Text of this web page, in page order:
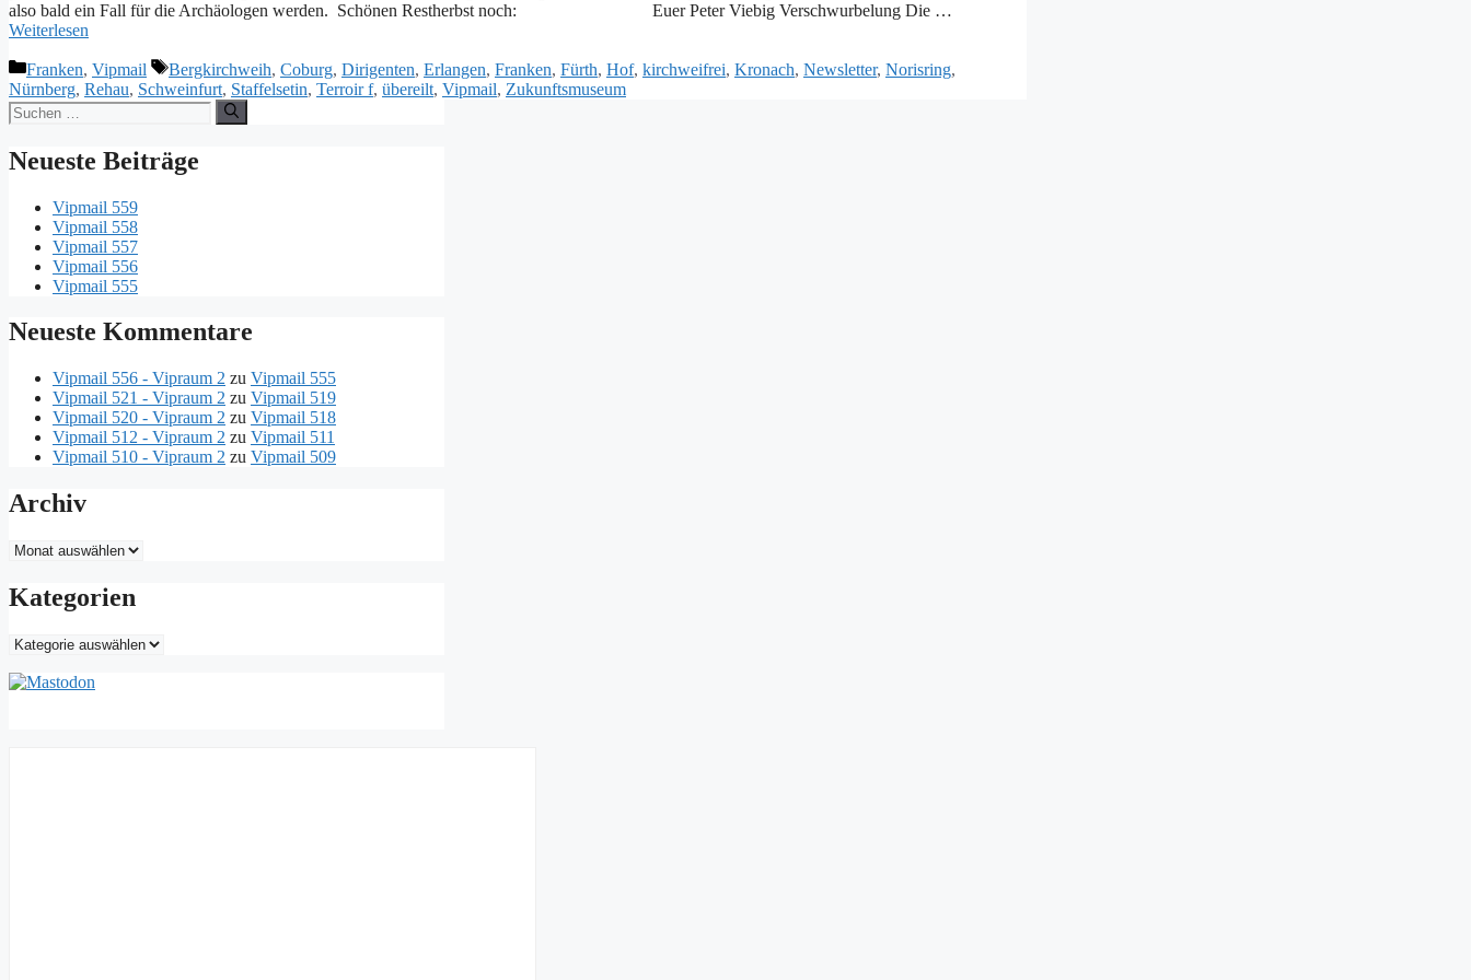
also bald ein Fall für die Archäologen werden. Schönen Restherbst noch: Euer Peter Viebig Verschwurbelung Die …
Weiterlesen
Kategorien
Franken, Vipmail Schlagwörter
Bergkirchweih, Coburg, Dirigenten, Erlangen, Franken, Fürth, Hof, kirchweifrei, Kronach, Newsletter, Norisring,
Nürnberg, Rehau, Schweinfurt, Staffelsetin, Terroir f, übereilt, Vipmail, Zukunftsmuseum
Suche
nach:
Neueste Beiträge
Vipmail 559
Vipmail 558
Vipmail 557
Vipmail 556
Vipmail 555
Neueste Kommentare
Vipmail 556 - Vipraum 2 zu Vipmail 555
Vipmail 521 - Vipraum 2 zu Vipmail 519
Vipmail 520 - Vipraum 2 zu Vipmail 518
Vipmail 512 - Vipraum 2 zu Vipmail 511
Vipmail 510 - Vipraum 2 zu Vipmail 509
Archiv
Archiv
Kategorien
Kategorien